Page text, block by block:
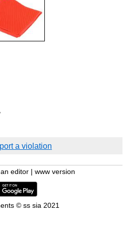
a violation
editor www version
© ss sia 2021